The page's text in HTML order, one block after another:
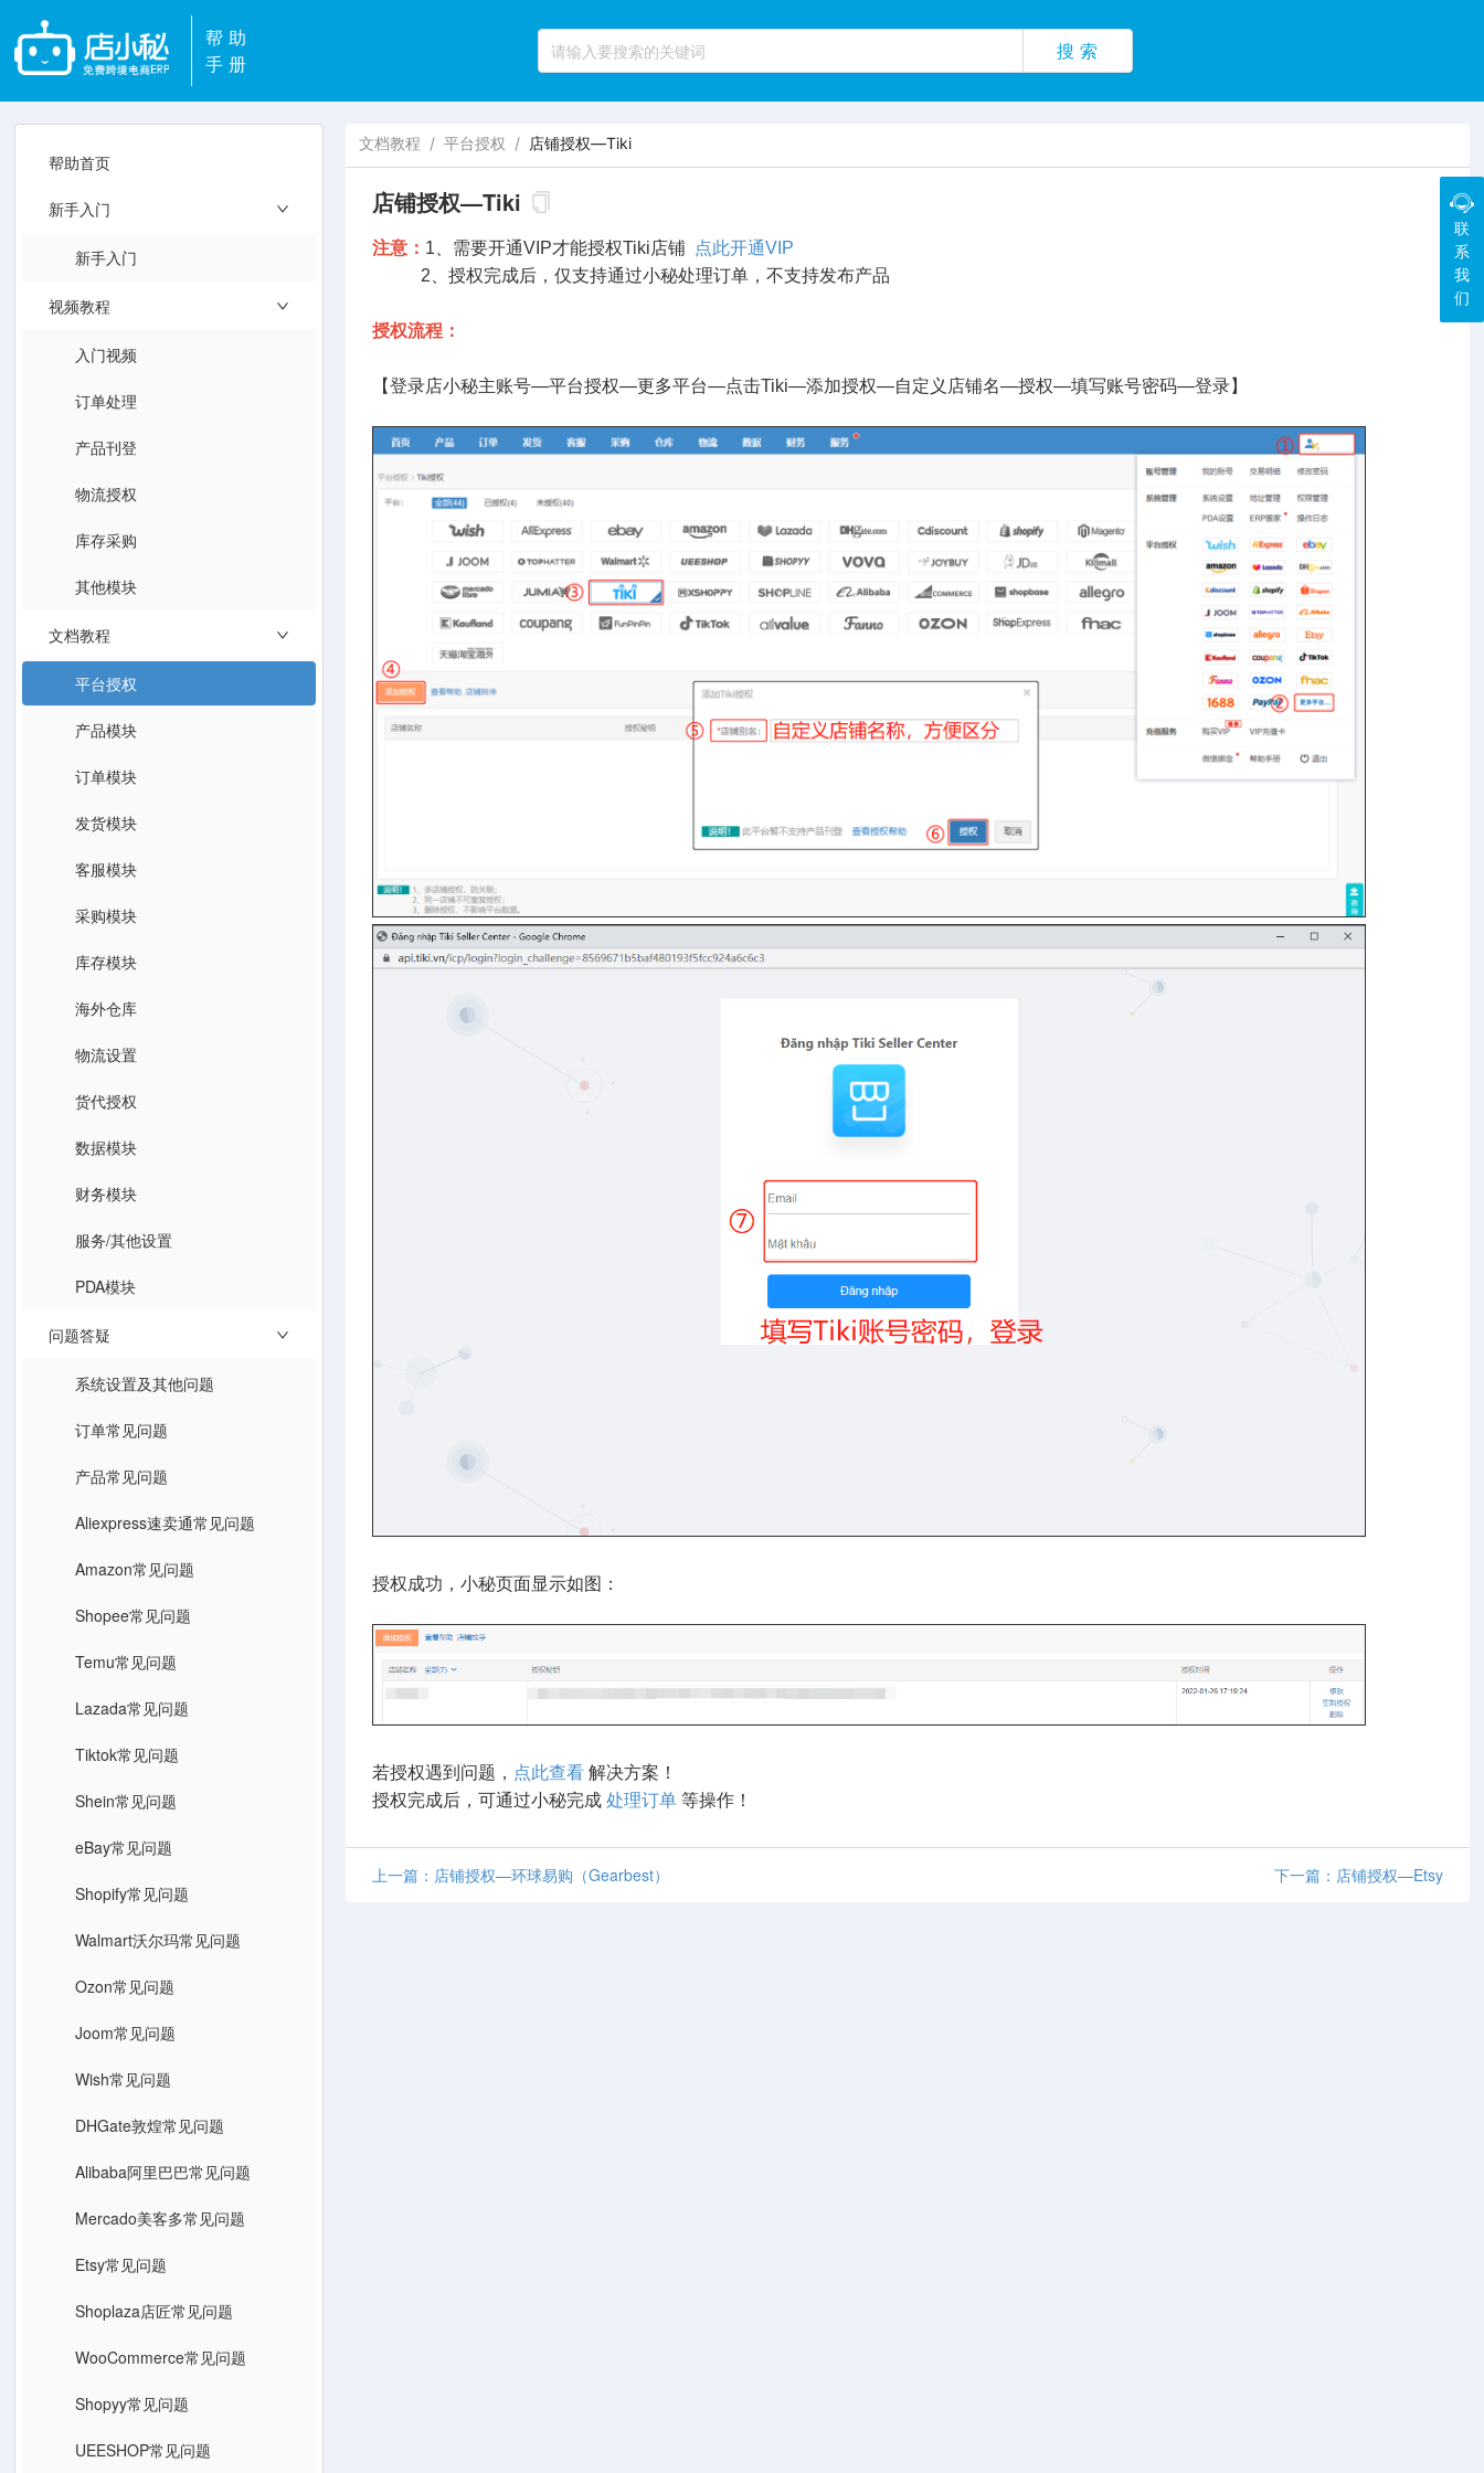
帮助
手册
搜 索
帮助首页
新手入门
新手入门
视频教程
入门视频
订单处理
产品刊登
物流授权
库存采购
其他模块
文档教程
平台授权
产品模块
订单模块
发货模块
客服模块
采购模块
库存模块
海外仓库
物流设置
货代授权
数据模块
财务模块
服务/其他设置
PDA模块
问题答疑
系统设置及其他问题
订单常见问题
产品常见问题
Aliexpress速卖通常见问题
Amazon常见问题
Shopee常见问题
Temu常见问题
Lazada常见问题
Tiktok常见问题
Shein常见问题
eBay常见问题
Shopify常见问题
Walmart沃尔玛常见问题
Ozon常见问题
Joom常见问题
Wish常见问题
DHGate敦煌常见问题
Alibaba阿里巴巴常见问题
Mercado美客多常见问题
Etsy常见问题
Shoplaza店匠常见问题
WooCommerce常见问题
Shopyy常见问题
UEESHOP常见问题
文档教程 / 平台授权 / 店铺授权—Tiki
店铺授权—Tiki
注意： 1、需要开通VIP才能授权Tiki店铺 点此开通VIP
2、授权完成后，仅支持通过小秘处理订单，不支持发布产品
授权流程：
【登录店小秘主账号—平台授权—更多平台—点击Tiki—添加授权—自定义店铺名—授权—填写账号密码—登录】
授权成功，小秘页面显示如图：
若授权遇到问题， 点此查看 解决方案！
授权完成后，可通过小秘完成处理订单 等操作！
上一篇：店铺授权—环球易购（Gearbest） 下一篇：店铺授权—Etsy
联
系
我
们